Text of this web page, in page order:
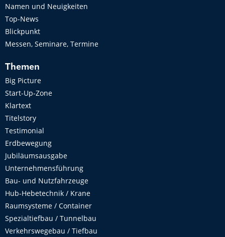
Namen und Neuigkeiten
Top-News
Blickpunkt
Messen, Seminare, Termine
Themen
Big Picture
Start-Up-Zone
Klartext
Titelstory
Testimonial
Erdbewegung
Jubiläumsausgabe
Unternehmensführung
Bau- und Nutzfahrzeuge
Hub-Hebetechnik / Krane
Raumsysteme / Container
Spezialtiefbau / Tunnelbau
Verkehrswegebau / Tiefbau